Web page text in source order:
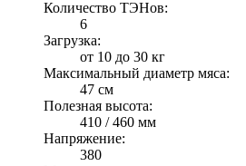
Количество ТЭНов:
6
Загрузка:
от 10 до 30 кг
Максимальный диаметр мяса:
47 см
Полезная высота:
410 / 460 мм
Напряжение:
380